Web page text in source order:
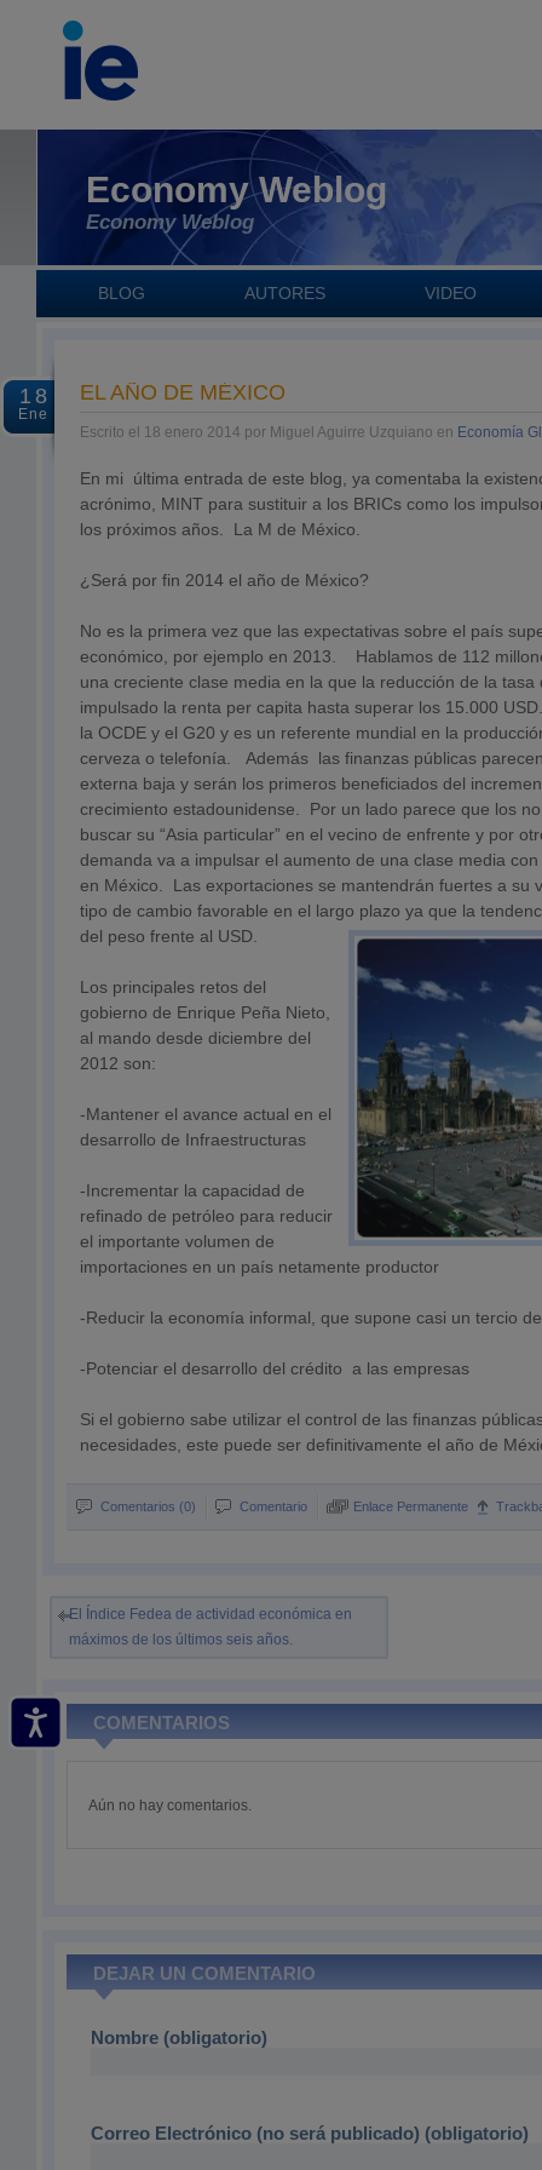
Economy Weblog
Economy Weblog
BLOG AUTORES VIDEO
18
Ene
EL AÑO DE MÉXICO
Escrito el 18 enero 2014 por Miguel Aguirre Uzquiano en Economía
En mi última entrada de este blog, ya comentaba la
acrónimo, MINT para sustituir a los BRICs como los
los próximos años. La M de México.
¿Será por fin 2014 el año de México?
No es la primera vez que las expectativas sobre el país
económico, por ejemplo en 2013. Hablamos de 112
una creciente clase media en la que la reducción de la tasa
impulsado la renta per capita hasta superar los 15.000
la OCDE y el G20 y es un referente mundial en la
cerveza o telefonía. Además las finanzas públicas
externa baja y serán los primeros beneficiados del
crecimiento estadounidense. Por un lado parece que los
buscar su “Asia particular” en el vecino de enfrente y por
demanda va a impulsar el aumento de una clase media
en México. Las exportaciones se mantendrán fuertes a su
tipo de cambio favorable en el largo plazo ya que la
del peso frente al USD.
Los principales retos del
gobierno de Enrique Peña Nieto,
al mando desde diciembre del
2012 son:
-Mantener el avance actual en el
desarrollo de Infraestructuras
-Incrementar la capacidad de
refinado de petróleo para reducir
el importante volumen de
importaciones en un país netamente productor
-Reducir la economía informal, que supone casi un tercio
-Potenciar el desarrollo del crédito a las empresas
Si el gobierno sabe utilizar el control de las finanzas
necesidades, este puede ser definitivamente el año de
Comentarios (0) Comentario Enlace Permanente
El Índice Fedea de actividad económica en
máximos de los últimos seis años.
COMENTARIOS
Aún no hay comentarios.
DEJAR UN COMENTARIO
Nombre (obligatorio)
Correo Electrónico (no será publicado) (obligatorio)